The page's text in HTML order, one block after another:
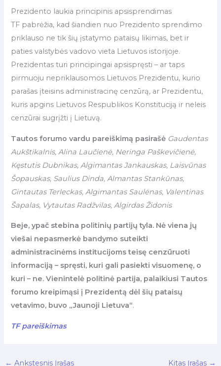
Prezidento laukia principinis apsisprendimas
TF pabrėžia, kad šiandien nuo Prezidento sprendimo
priklauso ne tik šių įstatymo pataisų likimas, bet ir
paties valstybės vadovo vieta Lietuvos istorijoje.
Prezidentas turi principingai apsispręsti – ar taps
pirmuoju nepriklausomos Lietuvos Prezidentu, kurio
parašas įteisins administracinę cenzūrą, ar Prezidentu,
kuris apgins Lietuvos Respublikos Konstituciją ir neleis
cenzūrai sugrįžti į Lietuvą.
Tautos forumo vardu pareiškimą pasirašė Gaudentas
Aukštikalnis, Alina Laučienė, Neringa Paškevičienė,
Kęstutis Dubnikas, Algimantas Jankauskas, Laisvūnas
Šopauskas, Saulius Dinda, Almantas Stankūnas,
Gintautas Terleckas, Algimantas Saulėnas, Valentinas
Šapalas, Vytautas Radžvilas, Algirdas Židonis
Beje, ypač stebina politinių partijų tyla. Nė viena jų
viešai nepasmerkė bandymo suteikti
administracinėms institucijoms teisę cenzūruoti
informaciją – spręsti, kuri gali pasiekti visuomenę, o
kuri – ne. Vienintelė politinė partija, palaikiusi Tautos
forumo kreipimąsi į Prezidentą dėl šių pataisų
vetavimo, buvo „Jaunoji Lietuva“.
TF pareiškimas
← Ankstesnis Įrašas Kitas Įrašas →